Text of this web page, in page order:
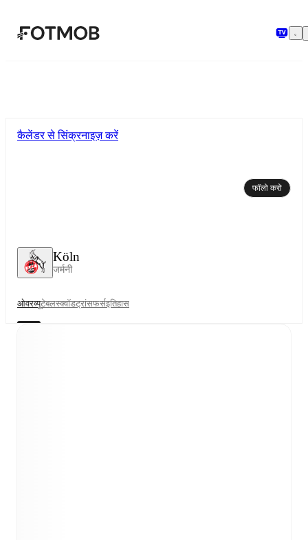
Köln
जर्मनी
कैलेंडर से सिंक्रनाइज़ करें
फॉलो करो
ओवरव्यूटेबलस्क्वॉडट्रांसफर्सइतिहास